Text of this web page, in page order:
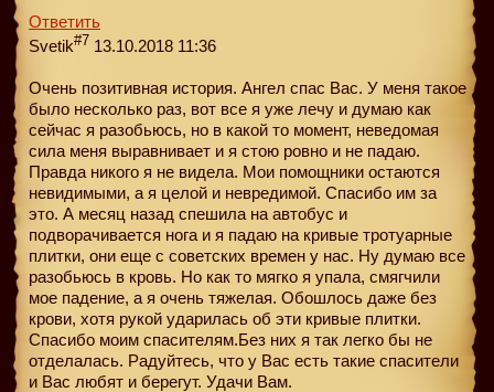
Ответить
Svetik#7 13.10.2018 11:36
Очень позитивная история. Ангел спас Вас. У меня такое
было несколько раз, вот все я уже лечу и думаю как
сейчас я разобьюсь, но в какой то момент, неведомая
сила меня выравнивает и я стою ровно и не падаю.
Правда никого я не видела. Мои помощники остаются
невидимыми, а я целой и невредимой. Спасибо им за
это. А месяц назад спешила на автобус и
подворачивается нога и я падаю на кривые тротуарные
плитки, они еще с советских времен у нас. Ну думаю все
разобьюсь в кровь. Но как то мягко я упала, смягчили
мое падение, а я очень тяжелая. Обошлось даже без
крови, хотя рукой ударилась об эти кривые плитки.
Спасибо моим спасителям.Без них я так легко бы не
отделалась. Радуйтесь, что у Вас есть такие спасители
и Вас любят и берегут. Удачи Вам.